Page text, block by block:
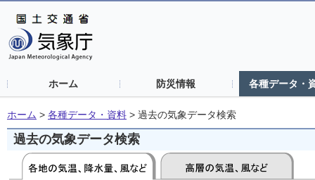
ホーム 防災情報 各種データ・
ホーム > 各種データ・資料 > 過去の気象データ検索
過去の気象データ検索